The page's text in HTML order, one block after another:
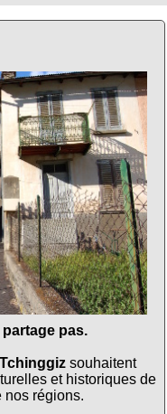
pas.
souhaitent
et historiques de
nos régions.